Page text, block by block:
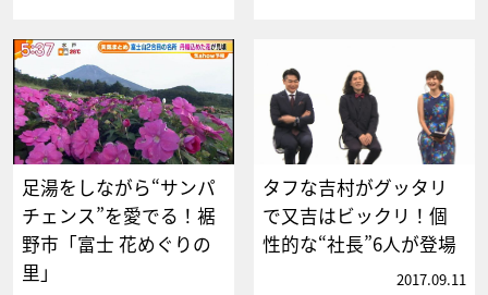
足湯をしながら“サンパ
チェンス”を愛でる！裾
野市「富士 花めぐりの
里」
タフな吉村がグッタリ
で又吉はビックリ！個
性的な“社長”6人が登場
2017.09.11